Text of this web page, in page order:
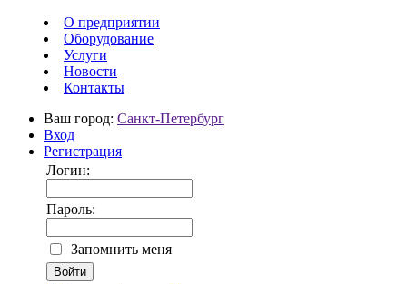
О предприятии
Оборудование
Услуги
Новости
Контакты
Ваш город: Санкт-Петербург
Вход
Регистрация
Логин:
Пароль:
Запомнить меня